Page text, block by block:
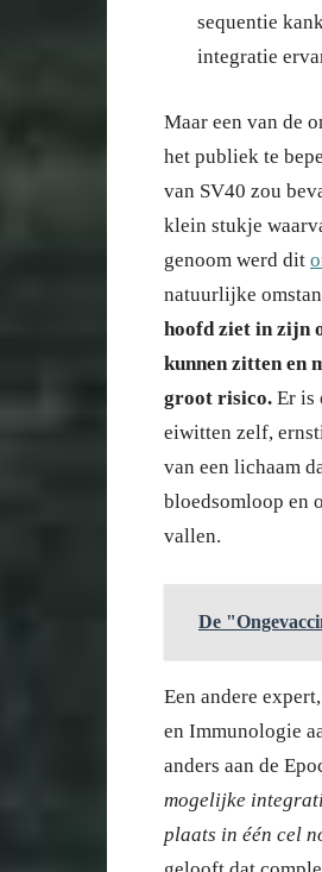
sequentie
integratie
Maar een van de
het publiek te
van SV40 zou
klein stukje
genoom werd dit
natuurlijke
hoofd ziet in zijn
kunnen zitten en
groot risico. Er is
eiwitten zelf,
van een lichaam
bloedsomloop en
vallen.
De
Een andere
en Immunologie
anders aan de
mogelijke
plaats in één cel